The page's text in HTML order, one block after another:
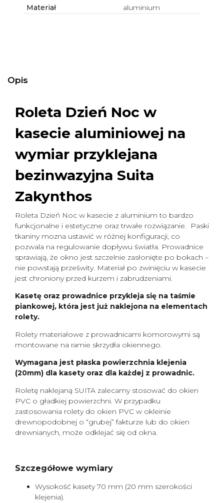
Materiał aluminium
Opis
Roleta Dzień Noc w
kasecie aluminiowej na
wymiar przyklejana
bezinwazyjna Suita
Zakynthos
Roleta Dzień Noc w kasecie z aluminium to bardzo
funkcjonalne i estetyczne oraz trwałe rozwiązanie. Paski
tkaniny mozna ustawić w różnej konfiguracji, co
pozwala na regulowanie dopływu światła. Prowadnice
sprawiają, że okno jest szczelnie zasłonięte po bokach –
nie powstają prześwity. Materiał po zwinięciu w kasecie
jest chroniony przed kurzem i zabrudzeniami.
Kasetę oraz prowadnice przykleja się na taśmie
piankowej, która jest już naklejona na elementach
rolety.
Rolety materiałowe z prowadnicami komorowymi są
montowane na ramie skrzydła okiennego.
Wymagana jest płaska powierzchnia klejenia
(20mm) dla kasety oraz dla każdej z prowadnic.
Roletę naklejaną SUITA zalecamy stosować do okien
PVC o gładkiej powierzchni. W przypadku
zastosowania rolety do okien PVC w okleinie
drewnopodobnej o “grubej” fakturze lub do okien
drewnianych, może odklejać się od okna.
Szczegółowe wymiary
Wysokość kasety 70 mm (20 mm szerokości
klejenia).